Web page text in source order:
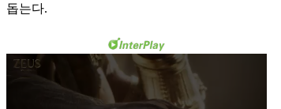
돕는다.